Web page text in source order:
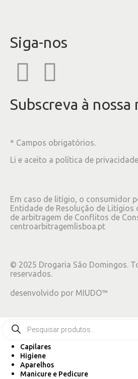
Siga-nos
Subscreva à
* Campos obrigatórios.
Li e aceito a política de privacidade
Em caso de litígio, o consumidor
Entidade de Resolução de Litígios
de arbitragem de Conflitos de
centroarbitragemlisboa.pt
© 2025 Drogaria São Domingos.
reservados.
desenvolvido por MIUDO™
Capilares
Higiene
Aparelhos
Manicure e Pedicure